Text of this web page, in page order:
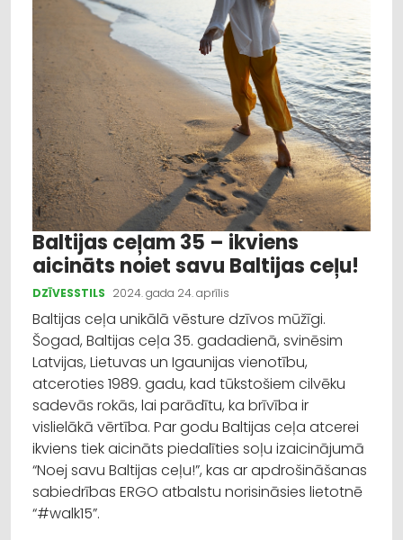
Baltijas ceļam 35 – ikviens
aicināts noiet savu Baltijas ceļu!
DZĪVESSTILS 2024. gada 24. aprīlis
Baltijas ceļa unikālā vēsture dzīvos mūžīgi.
Šogad, Baltijas ceļa 35. gadadienā, svinēsim
Latvijas, Lietuvas un Igaunijas vienotību,
atceroties 1989. gadu, kad tūkstošiem cilvēku
sadevās rokās, lai parādītu, ka brīvība ir
vislielākā vērtība. Par godu Baltijas ceļa atcerei
ikviens tiek aicināts piedalīties soļu izaicinājumā
“Noej savu Baltijas ceļu!”, kas ar apdrošināšanas
sabiedrības ERGO atbalstu norisināsies lietotnē
“#walk15”.